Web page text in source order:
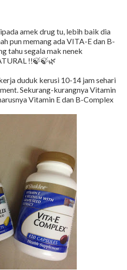
amek drug tu, lebih baik dia
pun memang ada VITA-E dan B-
tahu segala mak nenek
!!🍃🍃🌿
duduk kerusi 10-14 jam sehari
Sekurang-kurangnya Vitamin
Vitamin E dan B-Complex